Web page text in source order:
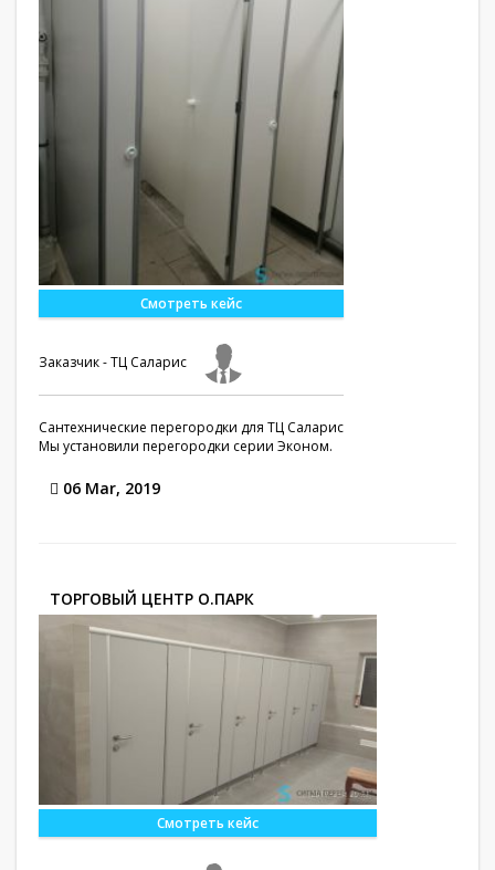
Смотреть кейс
Заказчик - ТЦ Саларис
Сантехнические перегородки для ТЦ Саларис
Мы установили перегородки серии Эконом.
06 Mar, 2019
ТОРГОВЫЙ ЦЕНТР О.ПАРК
Смотреть кейс